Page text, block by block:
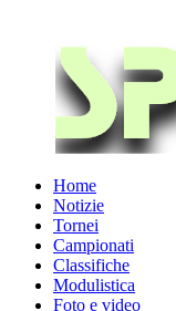
Home
Notizie
Tornei
Campionati
Classifiche
Modulistica
Foto e video